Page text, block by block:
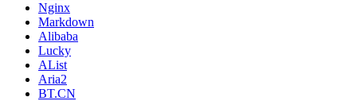
Nginx
Markdown
Alibaba
Lucky
AList
Aria2
BT.CN